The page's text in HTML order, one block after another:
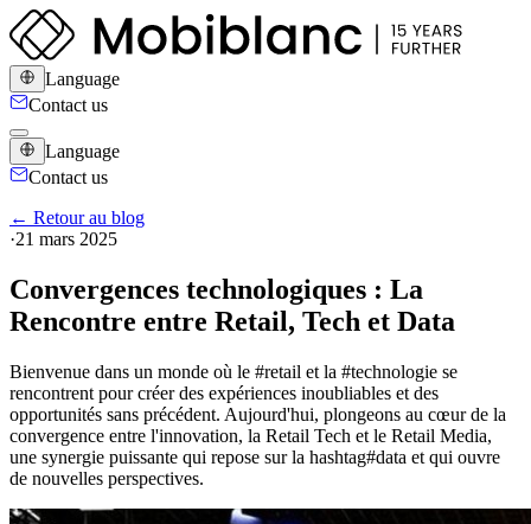
Language
Contact us
Language
Contact us
← Retour au blog
·21 mars 2025
Convergences technologiques : La
Rencontre entre Retail, Tech et Data
Bienvenue dans un monde où le #retail et la #technologie se
rencontrent pour créer des expériences inoubliables et des
opportunités sans précédent. Aujourd'hui, plongeons au cœur de la
convergence entre l'innovation, la Retail Tech et le Retail Media,
une synergie puissante qui repose sur la hashtag#data et qui ouvre
de nouvelles perspectives.